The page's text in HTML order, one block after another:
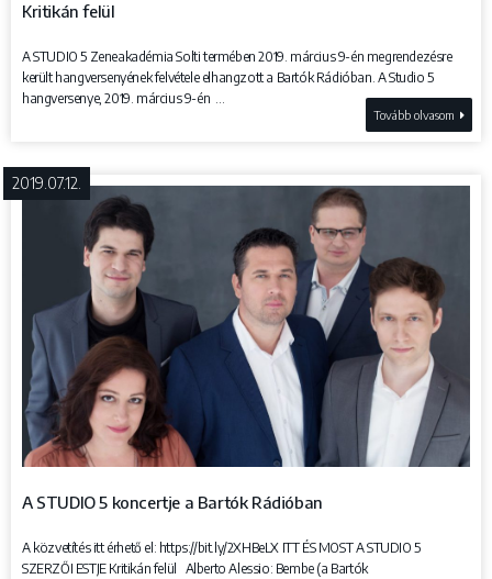
Kritikán felül
A STUDIO 5 Zeneakadémia Solti termében 2019. március 9-én megrendezésre
került hangversenyének felvétele elhangzott a Bartók Rádióban. A Studio 5
hangversenye, 2019. március 9-én ...
Tovább olvasom
2019.07.12.
A STUDIO 5 koncertje a Bartók Rádióban
A közvetítés itt érhető el: https://bit.ly/2XHBeLX ITT ÉS MOST A STUDIO 5
SZERZŐI ESTJE Kritikán felül Alberto Alessio: Bembe (a Bartók